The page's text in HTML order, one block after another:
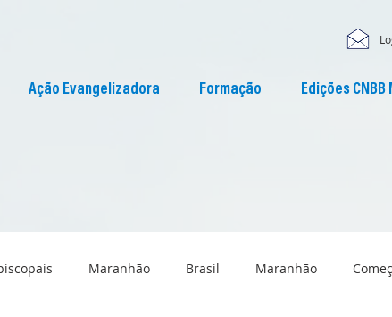
Ação Evangelizadora Formação Edições CNBB
Maranhão Brasil Maranhão